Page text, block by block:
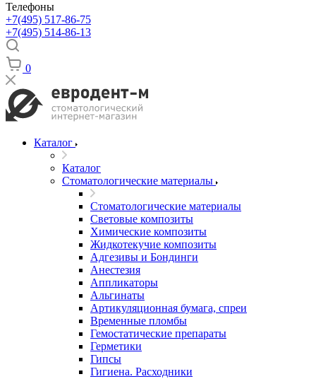
Телефоны
+7(495) 517-86-75
+7(495) 514-86-13
0
Каталог
Каталог
Стоматологические материалы
Стоматологические материалы
Световые композиты
Химические композиты
Жидкотекучие композиты
Адгезивы и Бондинги
Анестезия
Аппликаторы
Альгинаты
Артикуляционная бумага, спреи
Временные пломбы
Гемостатические препараты
Герметики
Гипсы
Гигиена. Расходники